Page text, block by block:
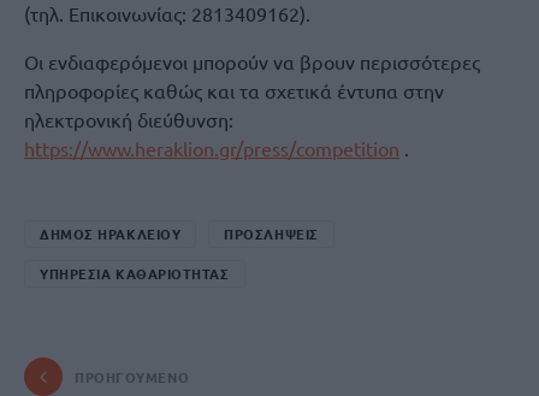
(τηλ. Επικοινωνίας: 2813409162).
Οι ενδιαφερόμενοι μπορούν να βρουν περισσότερες
πληροφορίες καθώς και τα σχετικά έντυπα στην
ηλεκτρονική διεύθυνση:
https://www.heraklion.gr/press/competition .
ΔΗΜΟΣ ΗΡΑΚΛΕΙΟΥ ΠΡΟΣΛΗΨΕΙΣ
ΥΠΗΡΕΣΙΑ ΚΑΘΑΡΙΟΤΗΤΑΣ
ΠΡΟΗΓΟΎΜΕΝΟ